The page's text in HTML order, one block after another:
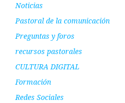
Noticias
Pastoral de la comunicación
Preguntas y foros
recursos pastorales
CULTURA DIGITAL
Formación
Redes Sociales